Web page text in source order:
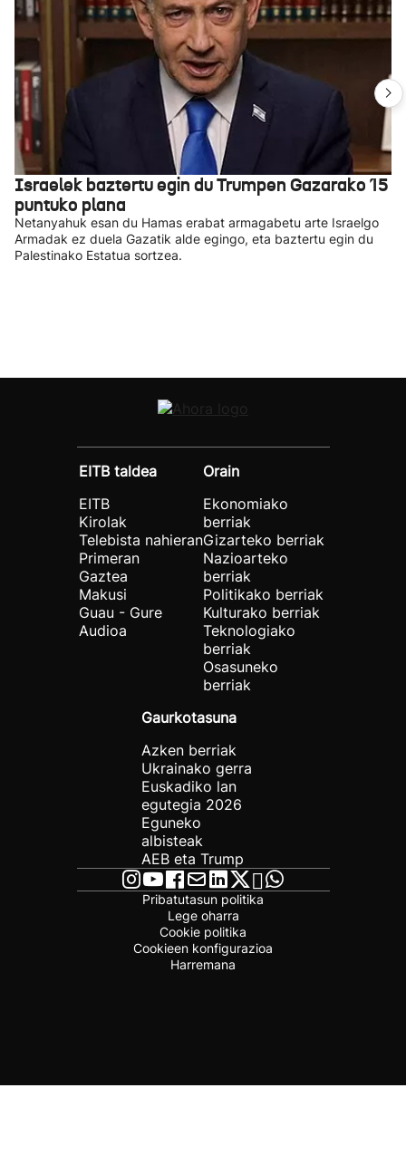
Israelek baztertu egin du Trumpen Gazarako 15
puntuko plana
Netanyahuk esan du Hamas erabat armagabetu arte Israelgo
Armadak ez duela Gazatik alde egingo, eta baztertu egin du
Palestinako Estatua sortzea.
EITB taldea
EITB
Kirolak
Telebista nahieran
Primeran
Gaztea
Makusi
Guau - Gure
Audioa
Orain
Ekonomiako
berriak
Gizarteko berriak
Nazioarteko
berriak
Politikako berriak
Kulturako berriak
Teknologiako
berriak
Osasuneko
berriak
Gaurkotasuna
Azken berriak
Ukrainako gerra
Euskadiko lan
egutegia 2026
Eguneko
albisteak
AEB eta Trump
Pribatutasun politika
Lege oharra
Cookie politika
Cookieen konfigurazioa
Harremana